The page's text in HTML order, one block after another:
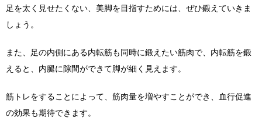
足を太く見せたくない、美脚を目指すためには、ぜひ鍛えていきま
しょう。
また、足の内側にある内転筋も同時に鍛えたい筋肉で、内転筋を鍛
えると、内腿に隙間ができて脚が細く見えます。
筋トレをすることによって、筋肉量を増やすことができ、血行促進
の効果も期待できます。